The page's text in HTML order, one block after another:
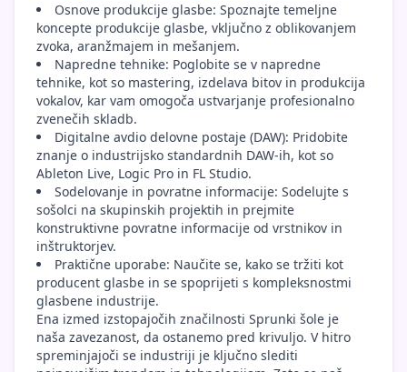
Osnove produkcije glasbe: Spoznajte temeljne
koncepte produkcije glasbe, vključno z oblikovanjem
zvoka, aranžmajem in mešanjem.
Napredne tehnike: Poglobite se v napredne
tehnike, kot so mastering, izdelava bitov in produkcija
vokalov, kar vam omogoča ustvarjanje profesionalno
zvenečih skladb.
Digitalne avdio delovne postaje (DAW): Pridobite
znanje o industrijsko standardnih DAW-ih, kot so
Ableton Live, Logic Pro in FL Studio.
Sodelovanje in povratne informacije: Sodelujte s
sošolci na skupinskih projektih in prejmite
konstruktivne povratne informacije od vrstnikov in
inštruktorjev.
Praktične uporabe: Naučite se, kako se tržiti kot
producent glasbe in se spoprijeti s kompleksnostmi
glasbene industrije.
Ena izmed izstopajočih značilnosti Sprunki šole je
naša zavezanost, da ostanemo pred krivuljo. V hitro
spreminjajoči se industriji je ključno slediti